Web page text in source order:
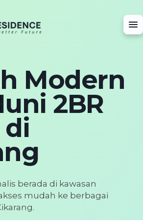
menu
Modern
2BR
di
berada di kawasan
mudah ke berbagai